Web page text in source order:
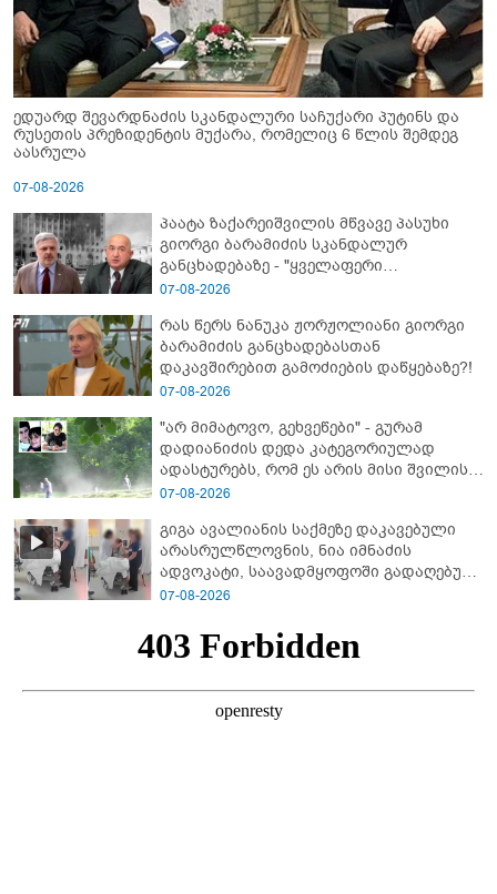
ედუარდ შევარდნაძის სკანდალური საჩუქარი პუტინს და
რუსეთის პრეზიდენტის მუქარა, რომელიც 6 წლის შემდეგ
აასრულა
07-08-2026
პაატა ზაქარეიშვილის მწვავე პასუხი
გიორგი ბარამიძის სკანდალურ
განცხადებაზე - "ყველაფერი
დეტალურად ვიცი... კამანში მოკლული
ბარამიძე კი ტყუის"
07-08-2026
რას წერს ნანუკა ჟორჟოლიანი გიორგი
ბარამიძის განცხადებასთან
დაკავშირებით გამოძიების დაწყებაზე?!
07-08-2026
"არ მიმატოვო, გეხვეწები" - გუ­რა­მ
დადიანიძის დედა კა­ტე­გო­რი­უ­ლად
ადას­ტუ­რებს, რომ ეს არის მისი შვი­ლის
ხმა
07-08-2026
გიგა ავალიანის საქმეზე დაკავებული
არასრულწლოვნის, ნია იმნაძის
ადვოკატი, საავადმყოფოში გადაღებულ
კადრებს ავრცელებს
07-08-2026